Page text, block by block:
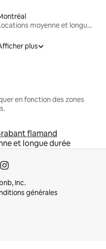
Locations moyenne et longue durée
plus
en fonction des zones
flamand
et longue durée
Inc.
générales